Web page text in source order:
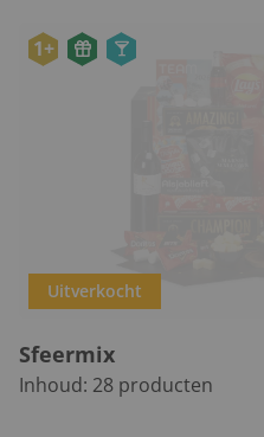
1+
Uitverkocht
Sfeermix
Inhoud: 28 producten